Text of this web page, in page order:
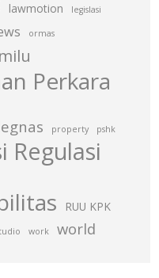
lawmotion legislasi
ormas
Perkara
property pshk
Regulasi
RUU KPK
work world